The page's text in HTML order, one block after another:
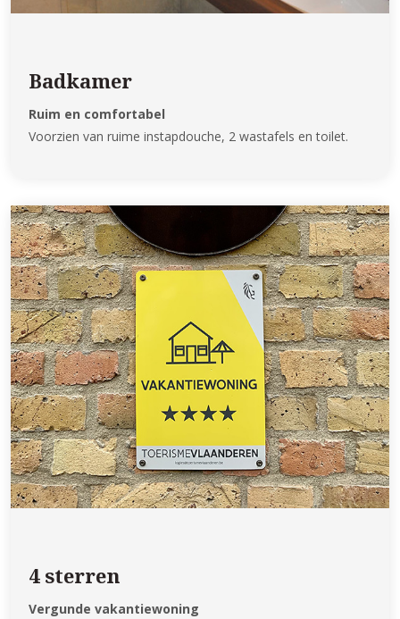
Badkamer
Ruim en comfortabel
Voorzien van ruime instapdouche, 2 wastafels en toilet.
4 sterren
Vergunde vakantiewoning